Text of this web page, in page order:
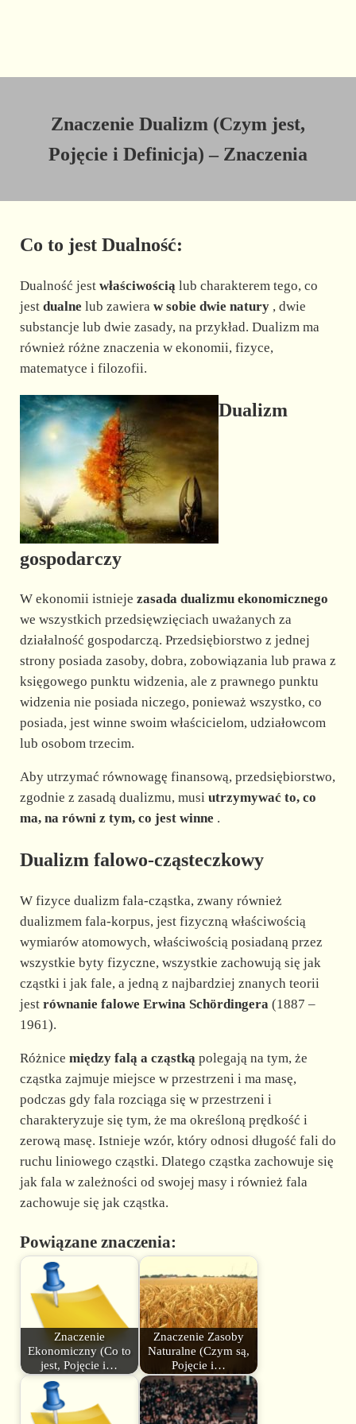
Znaczenie Dualizm (Czym jest,
Pojęcie i Definicja) – Znaczenia
Co to jest Dualność:
Dualność jest właściwościąlub charakterem tego, co
jest dualne lub zawiera w sobie dwie natury, dwie
substancje lub dwie zasady, na przykład. Dualizm ma
również różne znaczenia w ekonomii, fizyce,
matematyce i filozofii.
Dualizm
gospodarczy
W ekonomii istnieje zasada dualizmu ekonomicznego
we wszystkich przedsięwzięciach uważanych za
działalność gospodarczą. Przedsiębiorstwo z jednej
strony posiada zasoby, dobra, zobowiązania lub prawa z
księgowego punktu widzenia, ale z prawnego punktu
widzenia nie posiada niczego, ponieważ wszystko, co
posiada, jest winne swoim właścicielom, udziałowcom
lub osobom trzecim.
Aby utrzymać równowagę finansową, przedsiębiorstwo,
zgodnie z zasadą dualizmu, musi utrzymywać to, co
ma, na równi z tym, co jest winne .
Dualizm falowo-cząsteczkowy
W fizyce dualizm fala-cząstka, zwany również
dualizmem fala-korpus, jest fizyczną właściwością
wymiarów atomowych, właściwością posiadaną przez
wszystkie byty fizyczne, wszystkie zachowują się jak
cząstki i jak fale, a jedną z najbardziej znanych teorii
jest równanie falowe Erwina Schördingera (1887 –
1961).
Różnice między falą a cząstką polegają na tym, że
cząstka zajmuje miejsce w przestrzeni i ma masę,
podczas gdy fala rozciąga się w przestrzeni i
charakteryzuje się tym, że ma określoną prędkość i
zerową masę. Istnieje wzór, który odnosi długość fali do
ruchu liniowego cząstki. Dlatego cząstka zachowuje się
jak fala w zależności od swojej masy i również fala
zachowuje się jak cząstka.
Powiązane znaczenia:
Znaczenie
Ekonomiczny (Co to
jest, Pojęcie i…
Znaczenie Zasoby
Naturalne (Czym są,
Pojęcie i…